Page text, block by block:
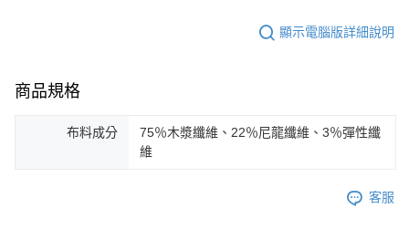
顯示電腦版詳細說明
商品規格
布料成分
75％木漿纖維、22％尼龍纖維、3％彈性纖
維
客服